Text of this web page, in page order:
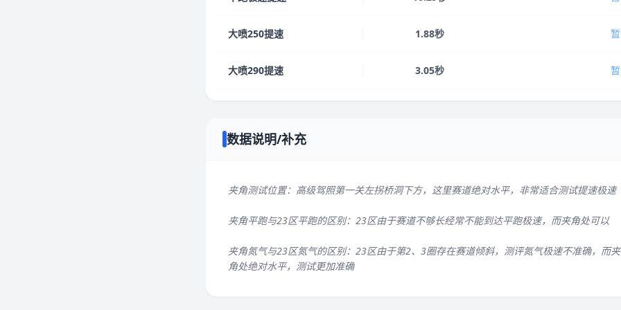
大喷250提速 1.88秒
大喷290提速 3.05秒
数据说明/补充
夹角测试位置：高级驾照第一关左拐桥洞下方，这里赛道绝对水平，非常适合测试提速极速
夹角平跑与23区平跑的区别：23区由于赛道不够长经常不能到达平跑极速，而夹角处可以
夹角氮气与23区氮气的区别：23区由于第2、3圈存在赛道倾斜，测评氮气极速不准确，而夹
角处绝对水平，测试更加准确